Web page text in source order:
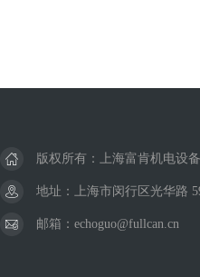
版权所有：上海富肯机电设
地址：上海市闵行区光华路
邮箱：echoguo@fullcan.cn